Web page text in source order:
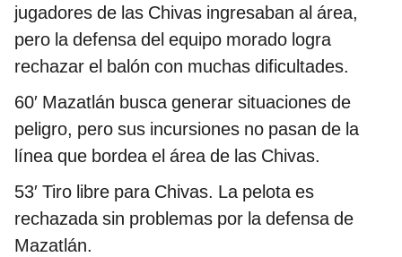
jugadores de las Chivas ingresaban al área,
pero la defensa del equipo morado logra
rechazar el balón con muchas dificultades.
60′ Mazatlán busca generar situaciones de
peligro, pero sus incursiones no pasan de la
línea que bordea el área de las Chivas.
53′ Tiro libre para Chivas. La pelota es
rechazada sin problemas por la defensa de
Mazatlán.